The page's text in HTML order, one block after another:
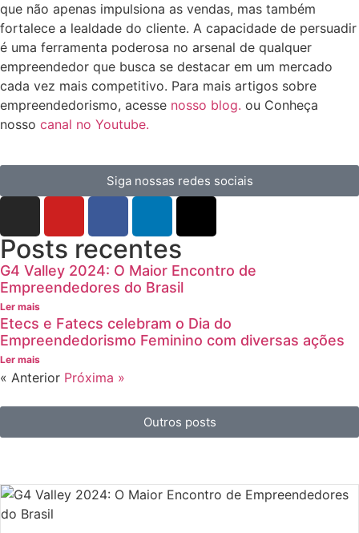
que não apenas impulsiona as vendas, mas também
fortalece a lealdade do cliente. A capacidade de persuadir
é uma ferramenta poderosa no arsenal de qualquer
empreendedor que busca se destacar em um mercado
cada vez mais competitivo. Para mais artigos sobre
empreendedorismo, acesse nosso blog. ou Conheça
nosso canal no Youtube.
Siga nossas redes sociais
Posts recentes
G4 Valley 2024: O Maior Encontro de
Empreendedores do Brasil
Ler mais
Etecs e Fatecs celebram o Dia do
Empreendedorismo Feminino com diversas ações
Ler mais
« Anterior Próxima »
Outros posts